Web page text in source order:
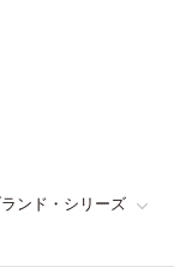
ンド・シリーズ